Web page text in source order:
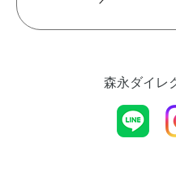
森永ダイレ